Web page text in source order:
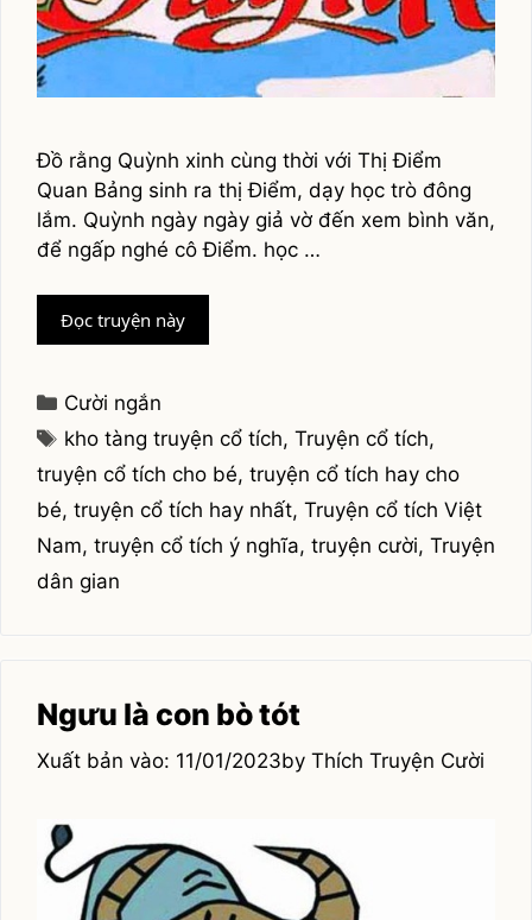
Ðồ rằng Quỳnh xinh cùng thời với Thị Ðiểm
Quan Bảng sinh ra thị Ðiểm, dạy học trò đông
lắm. Quỳnh ngày ngày giả vờ đến xem bình văn,
để ngấp nghé cô Ðiểm. học …
Đọc truyện nàyDòm
nhà
Categories
Cười ngắn
Tags
kho tàng truyện cổ tích,Truyện cổ tích,
truyện cổ tích cho bé, truyện cổ tích hay cho
bé, truyện cổ tích hay nhất, Truyện cổ tích Việt
Nam, truyện cổ tích ý nghĩa, truyện cười, Truyện
dân gian
Ngưu là con bò tót
11/01/2023by Thích Truyện Cười